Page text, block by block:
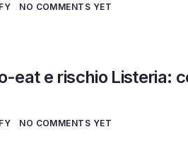
NO COMMENTS YET
eat e rischio Listeria:
NO COMMENTS YET